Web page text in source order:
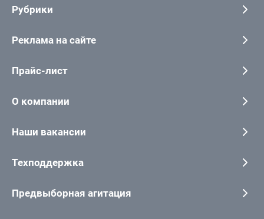
Рубрики
Реклама на сайте
Прайс-лист
О компании
Наши вакансии
Техподдержка
Предвыборная агитация